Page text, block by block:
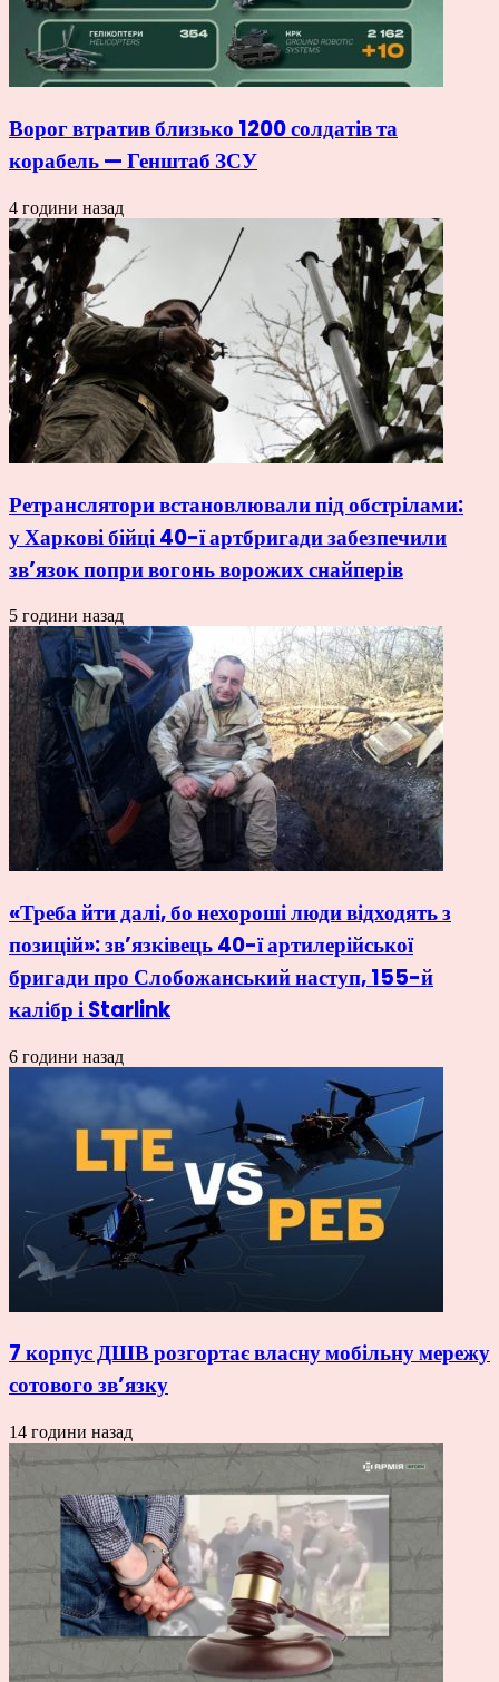
Ворог втратив близько 1200 солдатів та
корабель — Генштаб ЗСУ
4 години назад
Ретранслятори встановлювали під обстрілами:
у Харкові бійці 40-ї артбригади забезпечили
зв’язок попри вогонь ворожих снайперів
5 години назад
«Треба йти далі, бо нехороші люди відходять з
позицій»: зв’язківець 40-ї артилерійської
бригади про Слобожанський наступ, 155-й
калібр і Starlink
6 години назад
7 корпус ДШВ розгортає власну мобільну мережу
сотового зв’язку
14 години назад